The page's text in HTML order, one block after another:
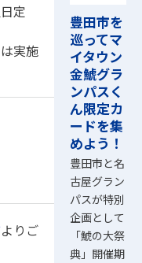
定
実施
よりご
豊田市を
巡ってマ
イタウン
金鯱グラ
ンパスく
ん限定カ
ードを集
めよう！
豊田市と名
古屋グラン
パスが特別
企画として
「鯱の大祭
典」開催期